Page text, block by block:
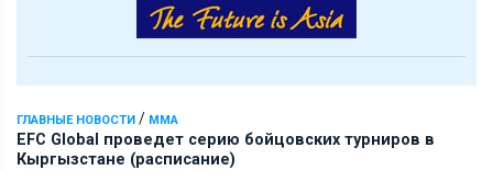
ГЛАВНЫЕ НОВОСТИ / ММА
EFC Global проведет серию бойцовских турниров в
Кыргызстане (расписание)